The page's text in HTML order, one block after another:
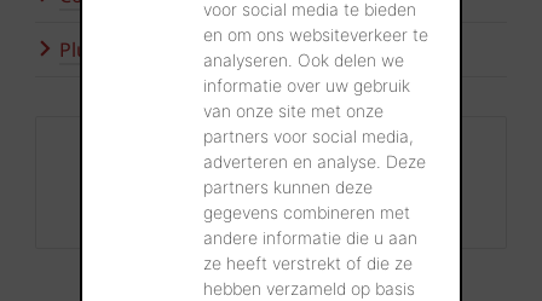
voor social media te bieden
en om ons websiteverkeer te
analyseren. Ook delen we
informatie over uw gebruik
van onze site met onze
partners voor social media,
adverteren en analyse. Deze
partners kunnen deze
gegevens combineren met
andere informatie die u aan
ze heeft verstrekt of die ze
hebben verzameld op basis
Plus d'inspiration
Contact
+32 56 24 96 38
info@wienerberger.be